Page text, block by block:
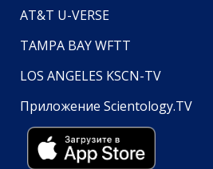
AT&T U-VERSE
TAMPA BAY WFTT
LOS ANGELES KSCN-TV
Приложение Scientology.TV